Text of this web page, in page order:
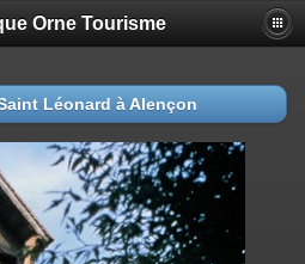
Orne Tourisme
Léonard à Alençon